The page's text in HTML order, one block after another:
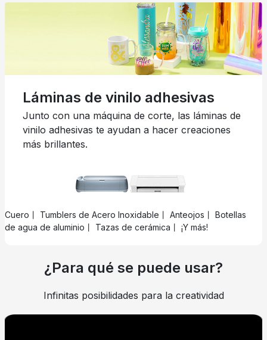
Láminas de vinilo adhesivas
Junto con una máquina de corte, las láminas de
vinilo adhesivas te ayudan a hacer creaciones
más brillantes.
Cuero丨 Tumblers de Acero Inoxidable丨 Anteojos丨 Botellas
de agua de aluminio丨 Tazas de cerámica丨 ¡Y más!
¿Para qué se puede usar?
Infinitas posibilidades para la creatividad